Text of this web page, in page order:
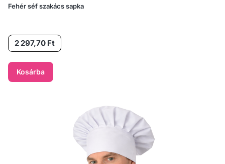
Fehér séf szakács sapka
Ár2 297,70 Ft
Kosárba